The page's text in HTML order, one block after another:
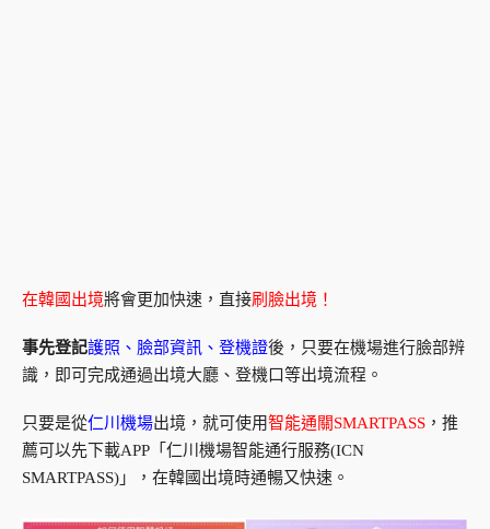
在韓國出境將會更加快速，直接刷臉出境！
事先登記護照、臉部資訊、登機證後，只要在機場進行臉部辨
識，即可完成通過出境大廳、登機口等出境流程。
只要是從仁川機場出境，就可使用智能通關SMARTPASS ，推
薦可以先下載APP「仁川機場智能通行服務(ICN
SMARTPASS)」，在韓國出境時通暢又快速。